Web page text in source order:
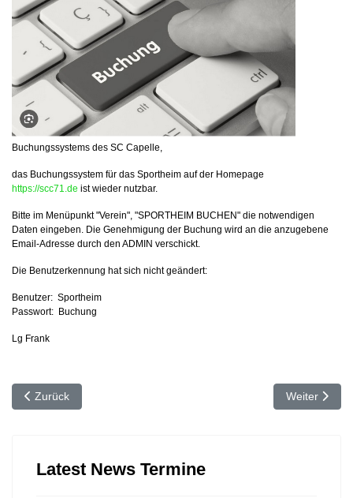
Buchungssystems des SC Capelle,
das Buchungssystem für das Sportheim auf der Homepage
https://scc71.de ist wieder nutzbar.
Bitte im Menüpunkt "Verein", "SPORTHEIM BUCHEN" die notwendigen
Daten eingeben. Die Genehmigung der Buchung wird an die anzugebene
Email-Adresse durch den ADMIN verschickt.
Die Benutzerkennung hat sich nicht geändert:
Benutzer: Sportheim
Passwort: Buchung
Lg Frank
Vorheriger Beitrag: 🗞 Juxturnier 2026
Zurück Nächster
Weiter
Latest News Termine